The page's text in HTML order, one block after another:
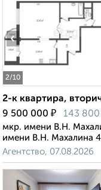
2/10
‹
2-к квартира,
9 500 000 ₽ 143 800
мкр. имени В.Н.
имени В.Н. Махалина
Агентство, 07.08.2026